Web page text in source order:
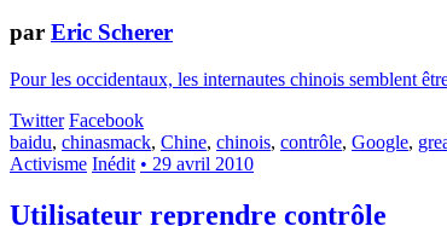
par Eric Scherer
Pour les occidentaux, les internautes chinois semblent
Twitter Facebook
baidu, chinasmack, Chine, chinois, contrôle, Google,
Activisme Inédit • 29 avril 2010
Utilisateur reprendre contrôle